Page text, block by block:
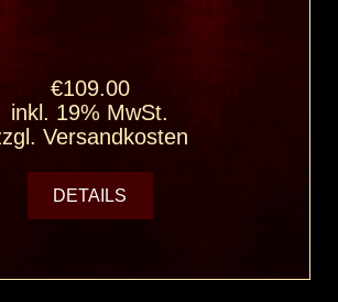
€109.00
inkl. 19% MwSt.
Versandkosten
DETAILS